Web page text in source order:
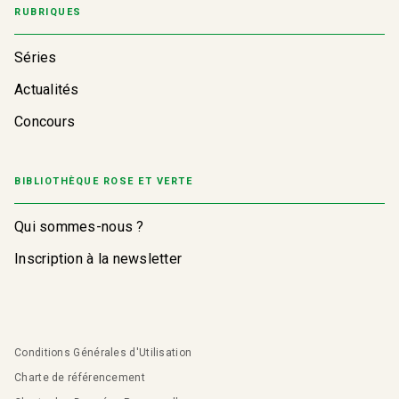
RUBRIQUES
Séries
Actualités
Concours
BIBLIOTHÈQUE ROSE ET VERTE
Qui sommes-nous ?
Inscription à la newsletter
Conditions Générales d'Utilisation
Charte de référencement